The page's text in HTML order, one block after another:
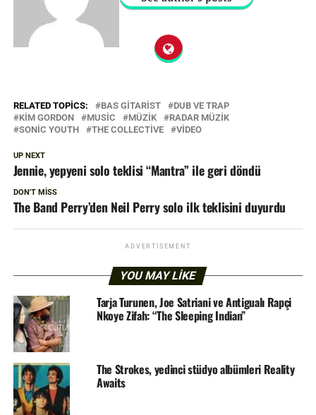
RELATED TOPICS: BAS GITARIST
DUB VE TRAP
KIM GORDON
MUSIC MÜZIK
RADAR MÜZIK
SONIC YOUTH
THE COLLECTIVE VIDEO
UP NEXT
Jennie, yepyeni solo teklisi “Mantra” ile geri döndü
DON'T MISS
The Band Perry’den Neil Perry solo ilk teklisini duyurdu
ADVERTISEMENT
YOU MAY LIKE
Tarja Turunen, Joe Satriani ve Antigualı Rapçi
Nkoye Zifah: “The Sleeping Indian”
The Strokes, yedinci stüdyo albümleri Reality
Awaits